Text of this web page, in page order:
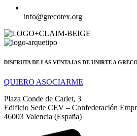
info@grecotex.org
DISFRUTA DE LAS VENTAJAS DE UNIRTE A
QUIERO ASOCIARME
Plaza Conde de Carlet, 3
Edificio Sede CEV – Confederación
46003 Valencia (España)